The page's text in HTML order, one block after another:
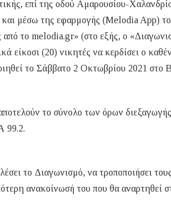
επί της οδού Αμαρουσίου-
και μέσω της εφαρμογής (Melodia App)
από το melodia.gr» (στο εξής, ο
είκοσι (20) νικητές να κερδίσει ο
το Σάββατο 2 Οκτωβρίου 2021 στο
το σύνολο των όρων διεξαγωγής
99.2.
το Διαγωνισμό, να τροποποιήσει
ανακοίνωσή του που θα αναρτηθεί